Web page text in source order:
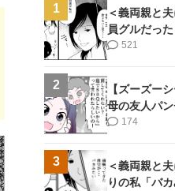
1
＜義両親と
員グルだっ
誓った私【第
521
2
【ズーズー
母の友人パ
第18話＞#4
174
3
＜義両親と
りの私「バ